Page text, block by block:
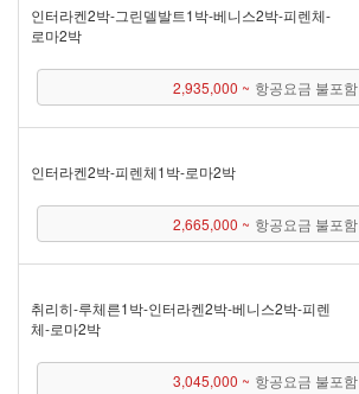
인터라켄 2박 - 그린델발트 1박 - 베니스 2박 - 피렌체 -
로마 2박
2,935,000 ~ 항공요금 불포함
인터라켄 2박 - 피렌체 1박 - 로마 2박
2,665,000 ~ 항공요금 불포함
취리히 - 루체른 1박 - 인터라켄 2박 - 베니스 2박 - 피렌
체 - 로마 2박
3,045,000 ~ 항공요금 불포함